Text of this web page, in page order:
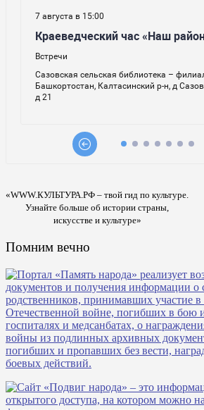
«WWW.КУЛЬТУРА.РФ – твой гид по культуре.
Узнайте больше об истории страны,
искусстве и культуре»
Помним вечно